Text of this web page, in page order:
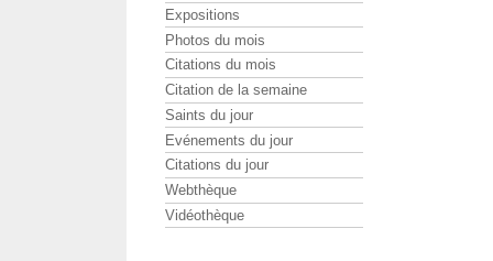
Expositions
Photos du mois
Citations du mois
Citation de la semaine
Saints du jour
Evénements du jour
Citations du jour
Webthèque
Vidéothèque